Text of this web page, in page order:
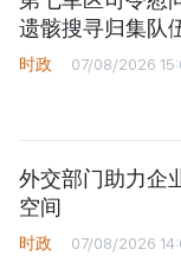
遗骸搜寻归集队
时政 07/08/2026
外交部门助力企
空间
时政 07/08/2026